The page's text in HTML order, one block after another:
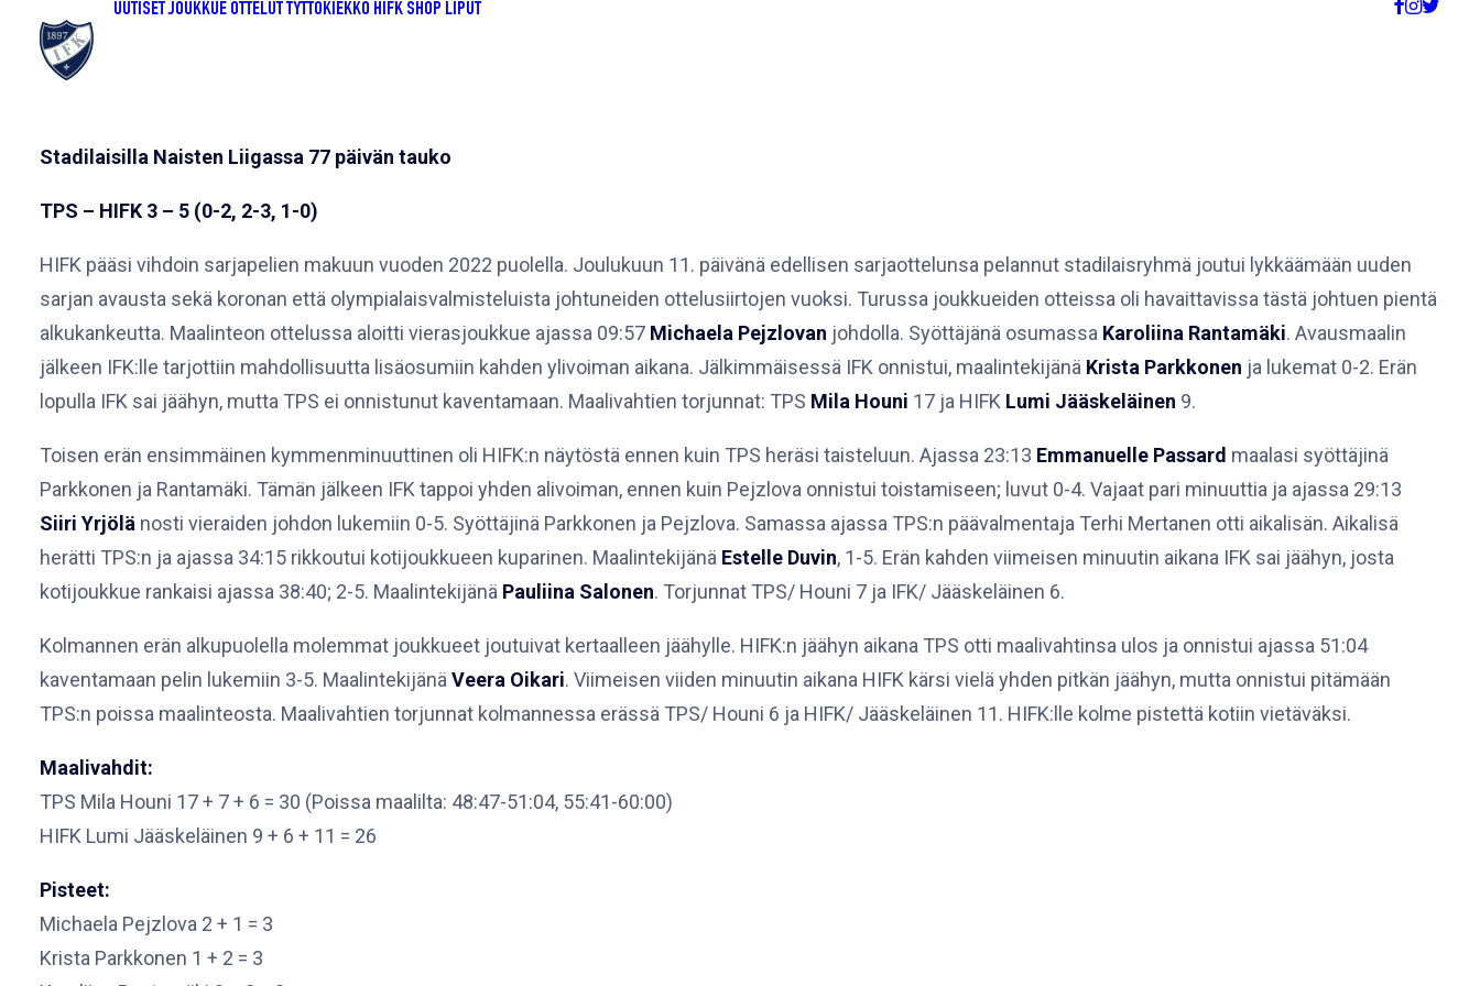
UUTISETJOUKKUE OTTELUTTYTTÖKIEKKO HIFK SHOP LIPUT
Stadilaisilla Naisten Liigassa 77 päivän tauko
TPS – HIFK 3 – 5 (0-2, 2-3, 1-0)
HIFK pääsi vihdoin sarjapelien makuun vuoden 2022 puolella. Joulukuun 11. päivänä edellisen sarjaottelunsa pelannut stadilaisryhmä joutui lykkäämään uuden
sarjan avausta sekä koronan että olympialaisvalmisteluista johtuneiden ottelusiirtojen vuoksi. Turussa joukkueiden otteissa oli havaittavissa tästä johtuen pientä
alkukankeutta. Maalinteon ottelussa aloitti vierasjoukkue ajassa 09:57 Michaela Pejzlovan johdolla. Syöttäjänä osumassa Karoliina Rantamäki. Avausmaalin
jälkeen IFK:lle tarjottiin mahdollisuutta lisäosumiin kahden ylivoiman aikana. Jälkimmäisessä IFK onnistui, maalintekijänä Krista Parkkonen ja lukemat 0-2. Erän
lopulla IFK sai jäähyn, mutta TPS ei onnistunut kaventamaan. Maalivahtien torjunnat: TPS Mila Houni 17 ja HIFK Lumi Jääskeläinen 9.
Toisen erän ensimmäinen kymmenminuuttinen oli HIFK:n näytöstä ennen kuin TPS heräsi taisteluun. Ajassa 23:13 Emmanuelle Passard maalasi syöttäjinä
Parkkonen ja Rantamäki. Tämän jälkeen IFK tappoi yhden alivoiman, ennen kuin Pejzlova onnistui toistamiseen; luvut 0-4. Vajaat pari minuuttia ja ajassa 29:13
Siiri Yrjölä nosti vieraiden johdon lukemiin 0-5. Syöttäjinä Parkkonen ja Pejzlova. Samassa ajassa TPS:n päävalmentaja Terhi Mertanen otti aikalisän. Aikalisä
herätti TPS:n ja ajassa 34:15 rikkoutui kotijoukkueen kuparinen. Maalintekijänä Estelle Duvin, 1-5. Erän kahden viimeisen minuutin aikana IFK sai jäähyn, josta
kotijoukkue rankaisi ajassa 38:40; 2-5. Maalintekijänä Pauliina Salonen. Torjunnat TPS/ Houni 7 ja IFK/ Jääskeläinen 6.
Kolmannen erän alkupuolella molemmat joukkueet joutuivat kertaalleen jäähylle. HIFK:n jäähyn aikana TPS otti maalivahtinsa ulos ja onnistui ajassa 51:04
kaventamaan pelin lukemiin 3-5. Maalintekijänä Veera Oikari. Viimeisen viiden minuutin aikana HIFK kärsi vielä yhden pitkän jäähyn, mutta onnistui pitämään
TPS:n poissa maalinteosta. Maalivahtien torjunnat kolmannessa erässä TPS/ Houni 6 ja HIFK/ Jääskeläinen 11. HIFK:lle kolme pistettä kotiin vietäväksi.
Maalivahdit:
TPS Mila Houni 17 + 7 + 6 = 30 (Poissa maalilta: 48:47-51:04, 55:41-60:00)
HIFK Lumi Jääskeläinen 9 + 6 + 11 = 26
Pisteet:
Michaela Pejzlova 2 + 1 = 3
Krista Parkkonen 1 + 2 = 3